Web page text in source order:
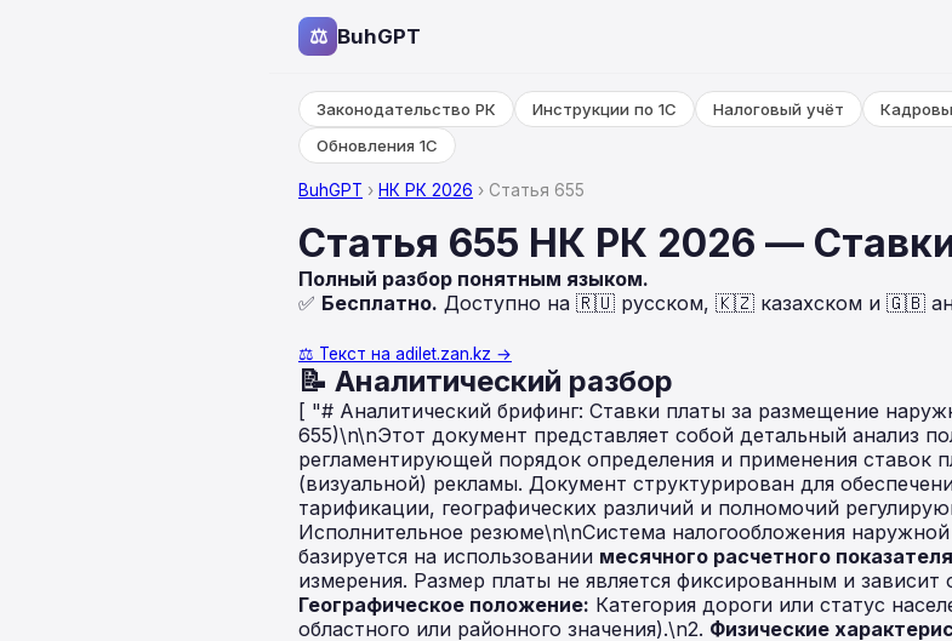
⚖ BuhGPT
Законодательство РК Инструкции по 1С Налоговый учёт
Обновления 1С
BuhGPT › НК РК 2026 › Статья 655
Статья 655 НК РК 2026 —
Полный разбор понятным языком.
✅ Бесплатно. Доступно на 🇷🇺 русском, 🇰🇿 казахском и 🇬🇧
⚖️ Текст на adilet.zan.kz →
📝 Аналитический разбор
[ "# Аналитический брифинг: Ставки платы за размещение
655)\n\nЭтот документ представляет собой детальный анализ
регламентирующей порядок определения и применения ставок
(визуальной) рекламы. Документ структурирован для
тарификации, географических различий и полномочий
Исполнительное резюме\n\nСистема налогообложения
базируется на использовании месячного расчетного
измерения. Размер платы не является фиксированным и зависит
Географическое положение: Категория дороги или статус
областного или районного значения).\n2. Физические